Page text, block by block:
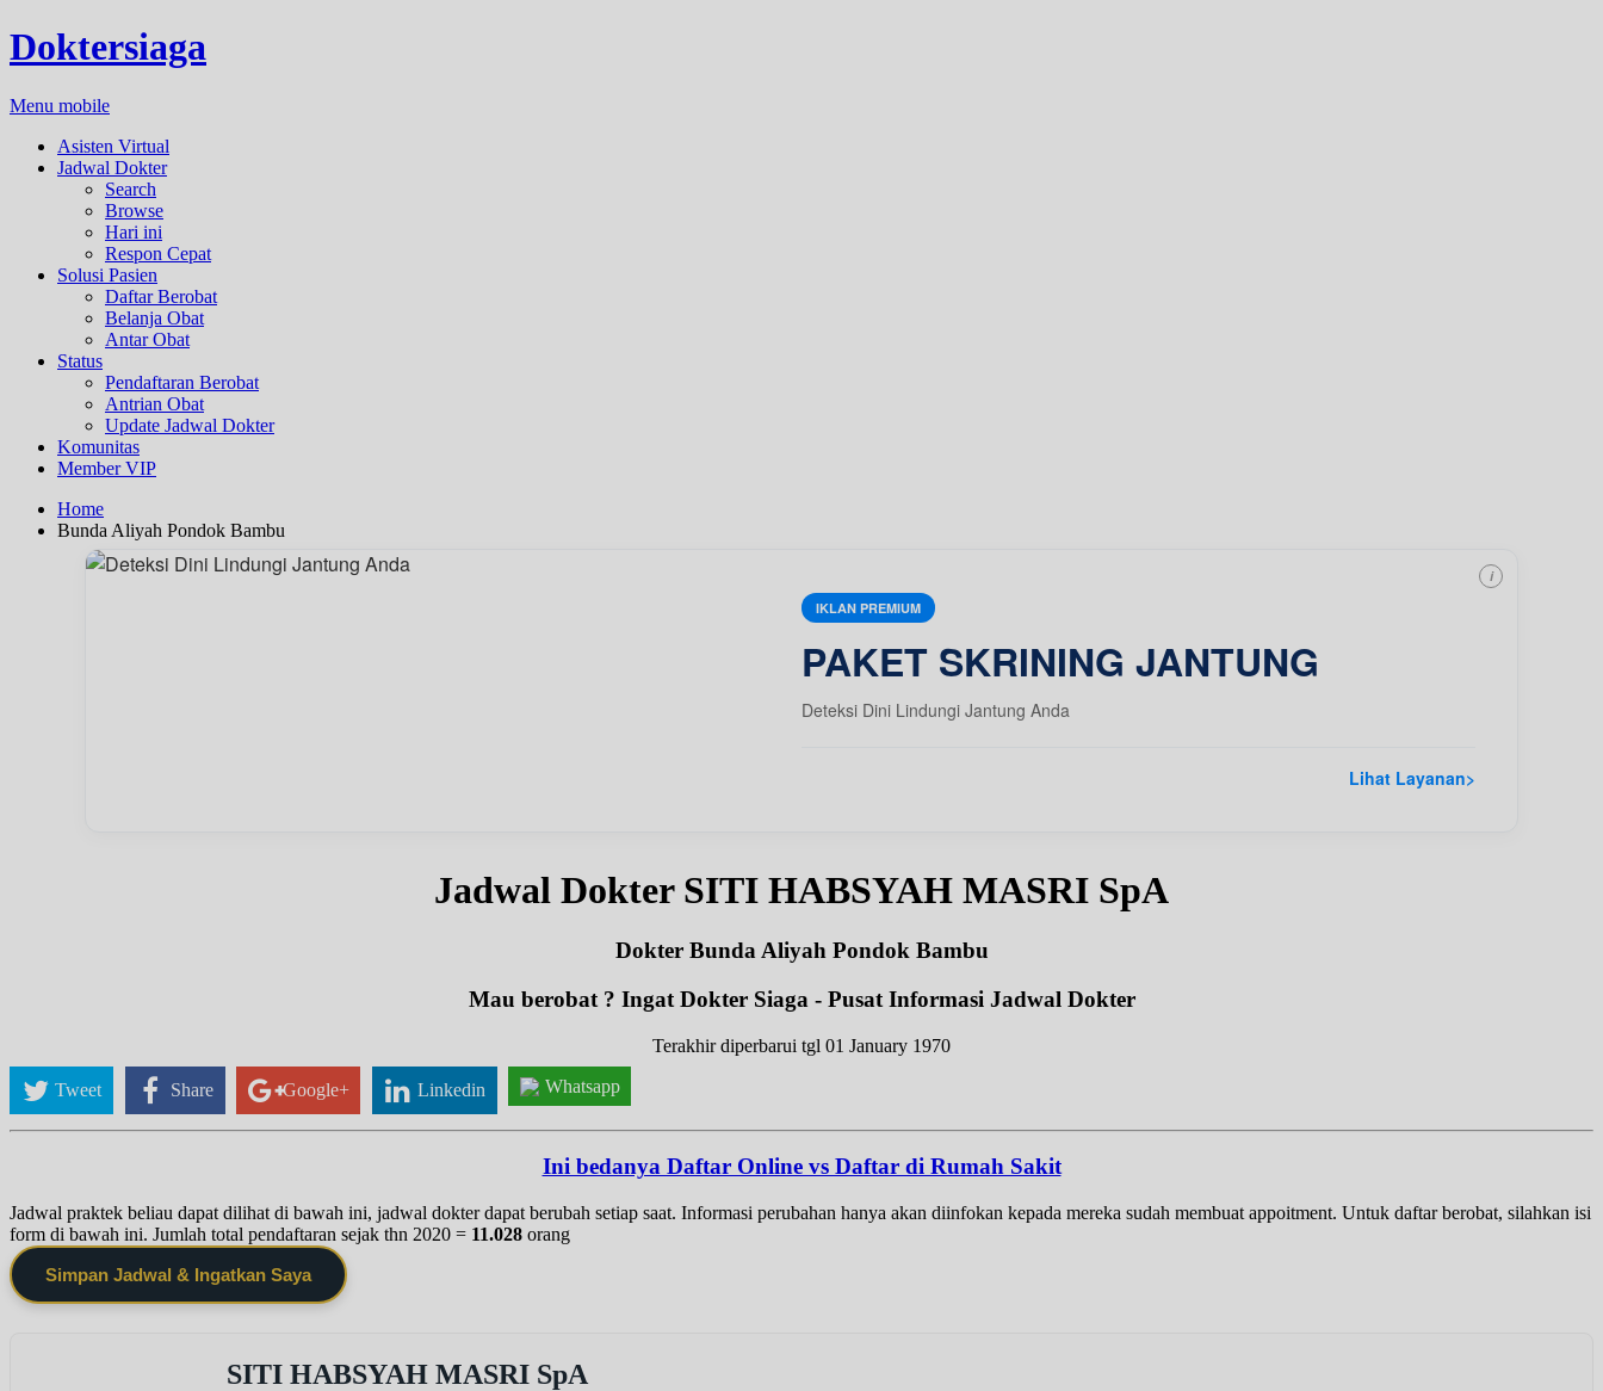
Doktersiaga
Menu mobile
Asisten Virtual
Jadwal Dokter
Search
Browse
Hari ini
Respon Cepat
Solusi Pasien
Daftar Berobat
Belanja Obat
Antar Obat
Status
Pendaftaran Berobat
Antrian Obat
Update Jadwal Dokter
Komunitas
Member VIP
Home
Bunda Aliyah Pondok Bambu
IKLAN PREMIUM
PAKET SKRINING JANTUNG
Deteksi Dini Lindungi Jantung Anda
Lihat Layanan>
i
Jadwal Dokter SITI HABSYAH MASRI SpA
Dokter Bunda Aliyah Pondok Bambu
Mau berobat ? Ingat Dokter Siaga - Pusat Informasi Jadwal Dokter
Terakhir diperbarui tgl 01 January 1970
Tweet Share Google+ Linkedin Whatsapp
Ini bedanya Daftar Online vs Daftar di Rumah Sakit
Jadwal praktek beliau dapat dilihat di bawah ini, jadwal dokter dapat berubah setiap saat. Informasi perubahan hanya akan diinfokan kepada mereka sudah membuat appoitment. Untuk daftar berobat, silahkan isi
form di bawah ini. Jumlah total pendaftaran sejak thn 2020 = 11.028 orang
Simpan Jadwal & Ingatkan Saya
SITI HABSYAH MASRI SpA